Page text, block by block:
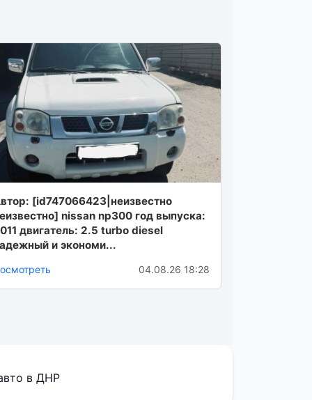
[id747066423|неизвестно
nissan np300 год выпуска:
двигатель: 2.5 turbo diesel
и экономи...
04.08.26 18:28
в ДНР